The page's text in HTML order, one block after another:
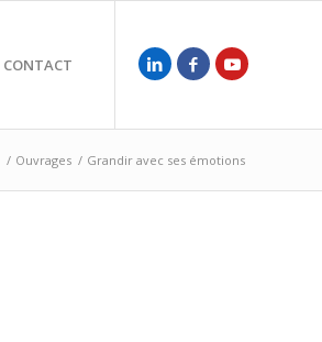
CONTACT
/ Ouvrages / Grandir avec ses émotions